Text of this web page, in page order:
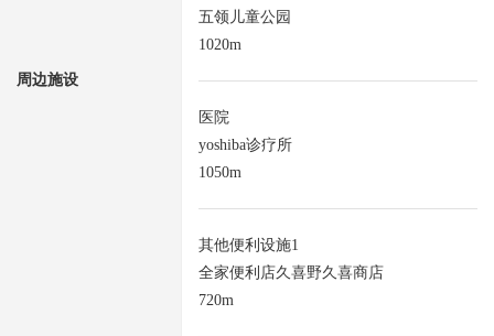
周边施设
五领儿童公园
1020m
医院
yoshiba诊疗所
1050m
其他便利设施1
全家便利店久喜野久喜商店
720m